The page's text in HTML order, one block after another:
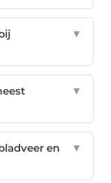
▼
▼
en
▼